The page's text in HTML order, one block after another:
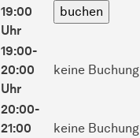
19:00
Uhr
19:00-
20:00
Uhr
keine Buchung
20:00-
21:00
keine Buchung